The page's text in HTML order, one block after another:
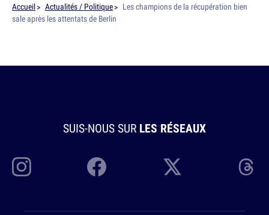
Accueil Actualités / Politique
Les champions de la récupération bien
sale après les attentats de Berlin
SUIS-NOUS SUR LES RÉSEAUX